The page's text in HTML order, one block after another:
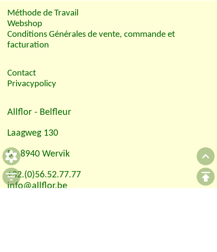
Méthode de Travail
Webshop
Conditions Générales de vente, commande et
facturation
Contact
Privacypolicy
Allflor - Belfleur
Laagweg 130
B - 8940 Wervik
+32.(0)56.52.77.77
info@allflor.be